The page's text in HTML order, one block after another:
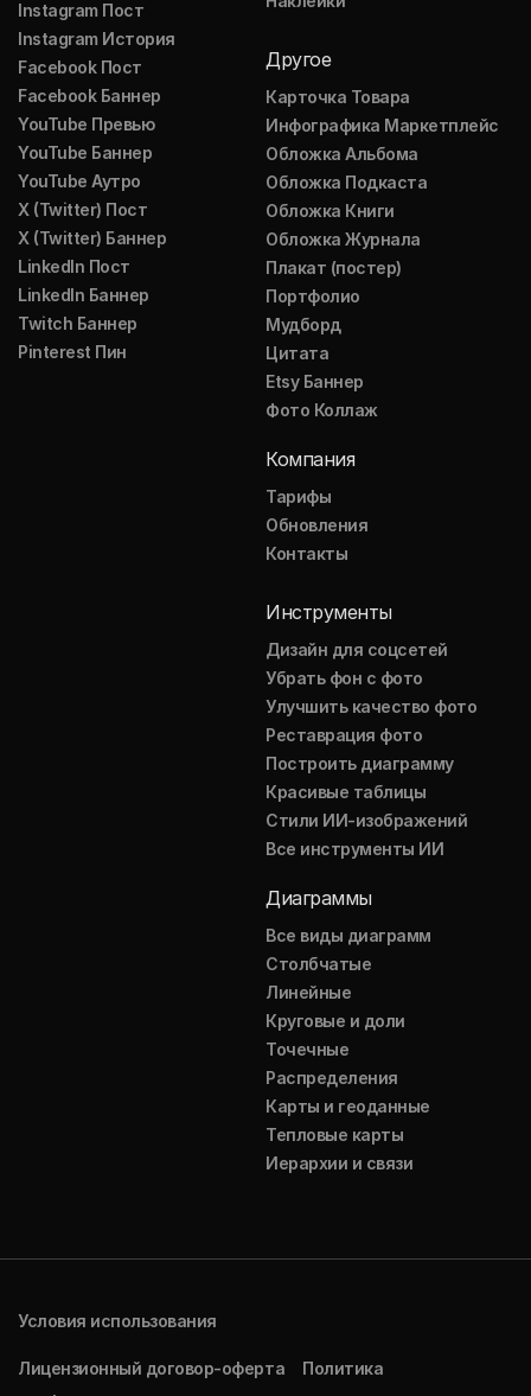
Instagram Пост
Instagram История
Facebook Пост
Facebook Баннер
YouTube Превью
YouTube Баннер
YouTube Аутро
X (Twitter) Пост
X (Twitter) Баннер
LinkedIn Пост
LinkedIn Баннер
Twitch Баннер
Pinterest Пин
Другое
Карточка Товара
Инфографика Маркетплейс
Обложка Альбома
Обложка Подкаста
Обложка Книги
Обложка Журнала
Плакат (постер)
Портфолио
Мудборд
Цитата
Etsy Баннер
Фото Коллаж
Компания
Тарифы
Обновления
Контакты
Инструменты
Дизайн для соцсетей
Убрать фон с фото
Улучшить качество фото
Реставрация фото
Построить диаграмму
Красивые таблицы
Стили ИИ-изображений
Все инструменты ИИ
Диаграммы
Все виды диаграмм
Столбчатые
Линейные
Круговые и доли
Точечные
Распределения
Карты и геоданные
Тепловые карты
Иерархии и связи
Условия использования
Лицензионный договор-оферта
Политика